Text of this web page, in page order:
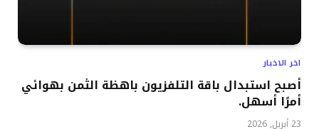
اخر الاخبار
أصبح استبدال باقة التلفزيون باهظة الثمن بهوائي
أمرًا أسهل.
23 أبريل, 2026